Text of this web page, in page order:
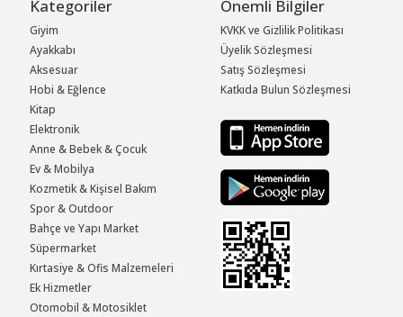
Kategoriler
Giyim
Ayakkabı
Aksesuar
Hobi & Eğlence
Kitap
Elektronik
Anne & Bebek & Çocuk
Ev & Mobilya
Kozmetik & Kişisel Bakım
Spor & Outdoor
Bahçe ve Yapı Market
Süpermarket
Kırtasiye & Ofis Malzemeleri
Ek Hizmetler
Otomobil & Motosiklet
Önemli Bilgiler
KVKK ve Gizlilik Politikası
Üyelik Sözleşmesi
Satış Sözleşmesi
Katkıda Bulun Sözleşmesi